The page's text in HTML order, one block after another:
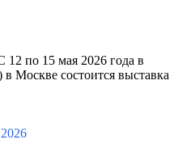
12 по 15 мая 2026 года в
Москве состоится выставка